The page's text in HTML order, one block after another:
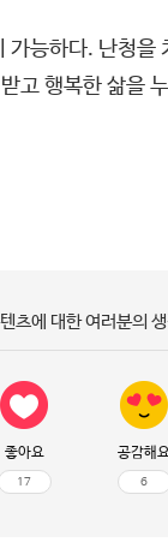
능하다. 난청
고 행복한 삶을
츠에 대한 여러분의
좋아요
17
공감해
6